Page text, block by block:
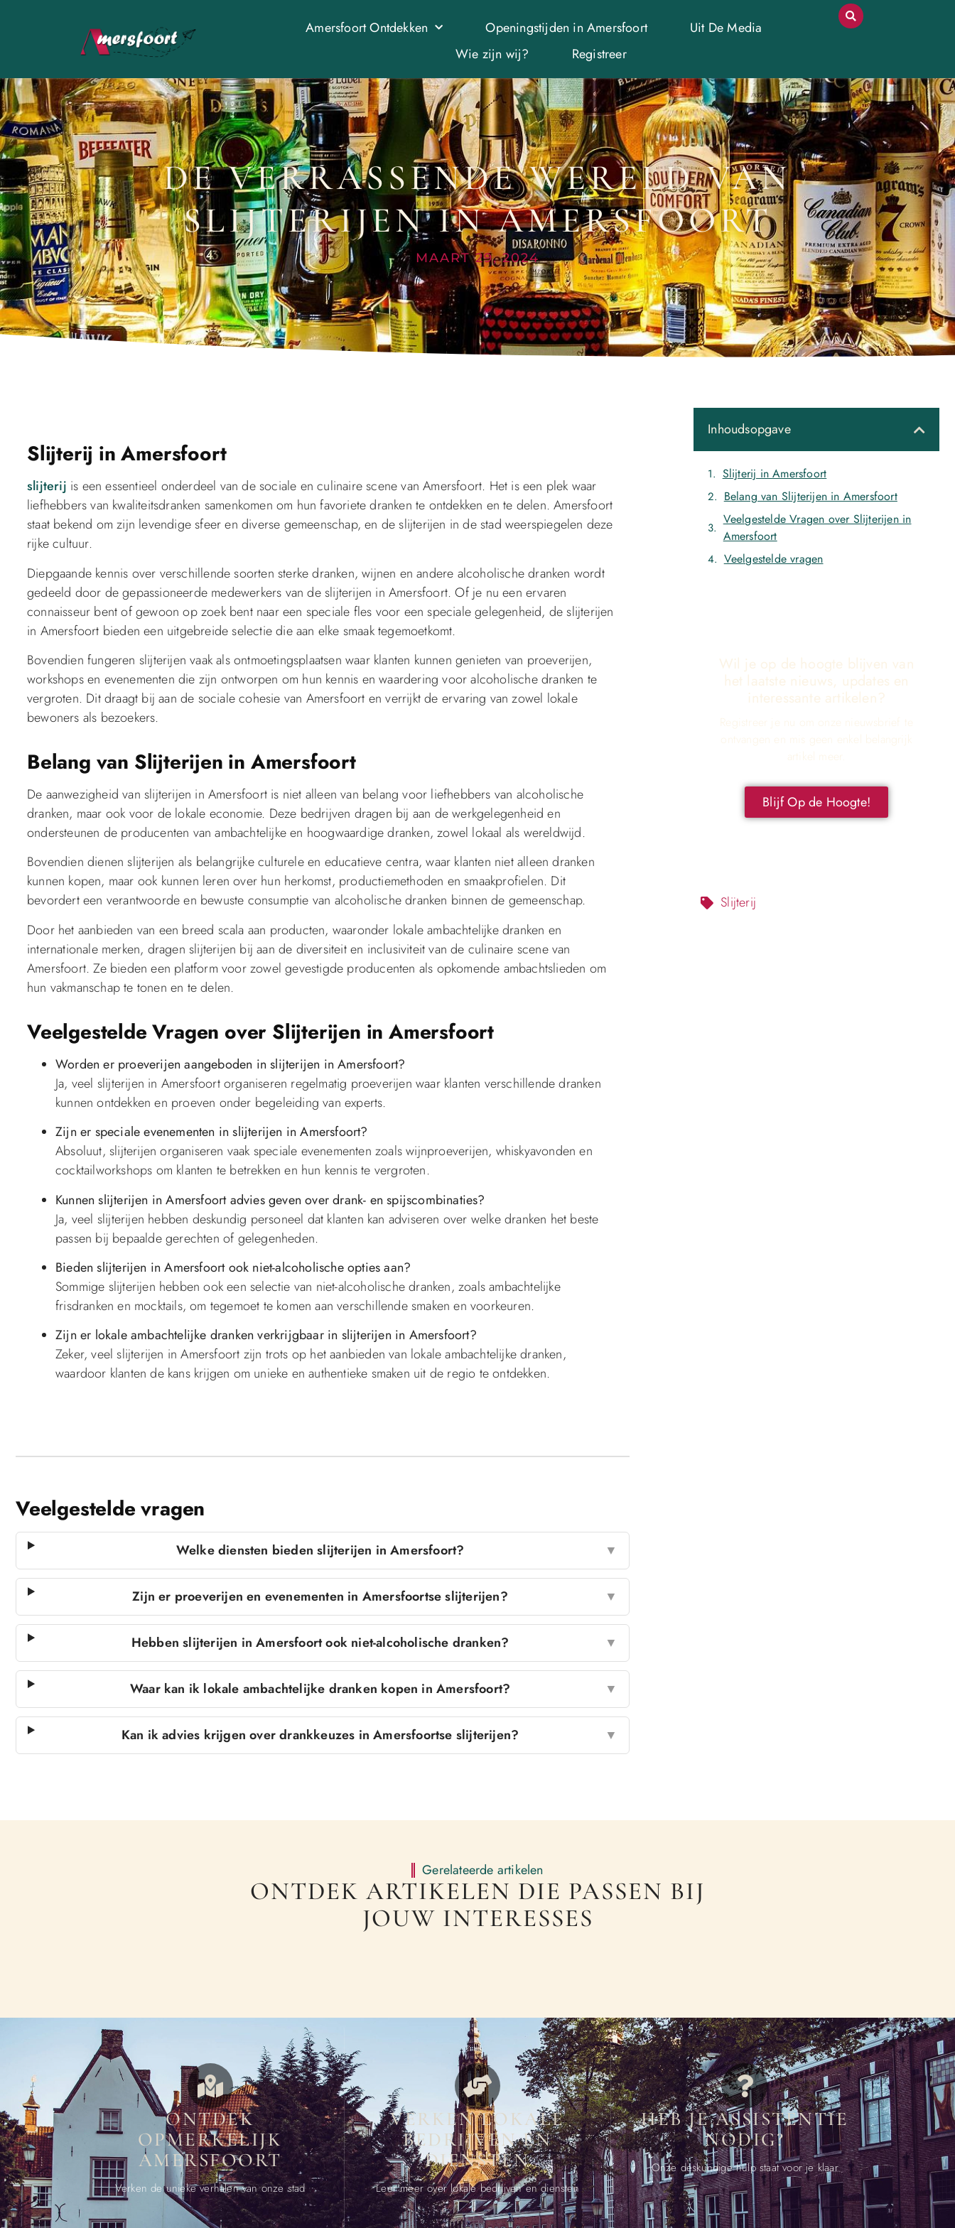
Amersfoort Ontdekken Openingstijden in Amersfoort
Uit De Media
Wie zijn wij?
Registreer
DE VERRASSENDE WERELD VAN
SLIJTERIJEN IN AMERSFOORT
MAART 29, 2024
Slijterij in Amersfoort
slijterij is een essentieel onderdeel van de sociale en culinaire scene van Amersfoort. Het is een plek waar
liefhebbers van kwaliteitsdranken samenkomen om hun favoriete dranken te ontdekken en te delen. Amersfoort
staat bekend om zijn levendige sfeer en diverse gemeenschap, en de slijterijen in de stad weerspiegelen deze
rijke cultuur.
Diepgaande kennis over verschillende soorten sterke dranken, wijnen en andere alcoholische dranken wordt
gedeeld door de gepassioneerde medewerkers van de slijterijen in Amersfoort. Of je nu een ervaren
connaisseur bent of gewoon op zoek bent naar een speciale fles voor een speciale gelegenheid, de slijterijen
in Amersfoort bieden een uitgebreide selectie die aan elke smaak tegemoetkomt.
Bovendien fungeren slijterijen vaak als ontmoetingsplaatsen waar klanten kunnen genieten van proeverijen,
workshops en evenementen die zijn ontworpen om hun kennis en waardering voor alcoholische dranken te
vergroten. Dit draagt bij aan de sociale cohesie van Amersfoort en verrijkt de ervaring van zowel lokale
bewoners als bezoekers.
Belang van Slijterijen in Amersfoort
De aanwezigheid van slijterijen in Amersfoort is niet alleen van belang voor liefhebbers van alcoholische
dranken, maar ook voor de lokale economie. Deze bedrijven dragen bij aan de werkgelegenheid en
ondersteunen de producenten van ambachtelijke en hoogwaardige dranken, zowel lokaal als wereldwijd.
Bovendien dienen slijterijen als belangrijke culturele en educatieve centra, waar klanten niet alleen dranken
kunnen kopen, maar ook kunnen leren over hun herkomst, productiemethoden en smaakprofielen. Dit
bevordert een verantwoorde en bewuste consumptie van alcoholische dranken binnen de gemeenschap.
Door het aanbieden van een breed scala aan producten, waaronder lokale ambachtelijke dranken en
internationale merken, dragen slijterijen bij aan de diversiteit en inclusiviteit van de culinaire scene van
Amersfoort. Ze bieden een platform voor zowel gevestigde producenten als opkomende ambachtslieden om
hun vakmanschap te tonen en te delen.
Veelgestelde Vragen over Slijterijen in Amersfoort
Worden er proeverijen aangeboden in slijterijen in Amersfoort?
Ja, veel slijterijen in Amersfoort organiseren regelmatig proeverijen waar klanten verschillende dranken
kunnen ontdekken en proeven onder begeleiding van experts.
Zijn er speciale evenementen in slijterijen in Amersfoort?
Absoluut, slijterijen organiseren vaak speciale evenementen zoals wijnproeverijen, whiskyavonden en
cocktailworkshops om klanten te betrekken en hun kennis te vergroten.
Kunnen slijterijen in Amersfoort advies geven over drank- en spijscombinaties?
Ja, veel slijterijen hebben deskundig personeel dat klanten kan adviseren over welke dranken het beste
passen bij bepaalde gerechten of gelegenheden.
Bieden slijterijen in Amersfoort ook niet-alcoholische opties aan?
Sommige slijterijen hebben ook een selectie van niet-alcoholische dranken, zoals ambachtelijke
frisdranken en mocktails, om tegemoet te komen aan verschillende smaken en voorkeuren.
Zijn er lokale ambachtelijke dranken verkrijgbaar in slijterijen in Amersfoort?
Zeker, veel slijterijen in Amersfoort zijn trots op het aanbieden van lokale ambachtelijke dranken,
waardoor klanten de kans krijgen om unieke en authentieke smaken uit de regio te ontdekken.
Veelgestelde vragen
Welke diensten bieden slijterijen in Amersfoort? ▼
Zijn er proeverijen en evenementen in Amersfoortse slijterijen? ▼
Hebben slijterijen in Amersfoort ook niet-alcoholische dranken? ▼
Waar kan ik lokale ambachtelijke dranken kopen in Amersfoort? ▼
Kan ik advies krijgen over drankkeuzes in Amersfoortse slijterijen? ▼
Inhoudsopgave
Slijterij in Amersfoort
Belang van Slijterijen in Amersfoort
Veelgestelde Vragen over Slijterijen in
Amersfoort
Veelgestelde vragen
Wil je op de hoogte blijven van
het laatste nieuws, updates en
interessante artikelen?
Registreer je nu om onze nieuwsbrief te
ontvangen en mis geen enkel belangrijk
artikel meer.
Blijf Op de Hoogte!
Slijterij
Gerelateerde artikelen
ONTDEK ARTIKELEN DIE PASSEN BIJ
JOUW INTERESSES
ONTDEK
OPMERKELIJK
AMERSFOORT
Verken de unieke verhalen van onze stad
VERKEN LOKALE
BEDRIJVEN EN
DIENSTEN
Leer meer over lokale bedrijven en diensten
HEB JE ASSISTENTIE
NODIG?
Onze deskundige hulp staat voor je klaar